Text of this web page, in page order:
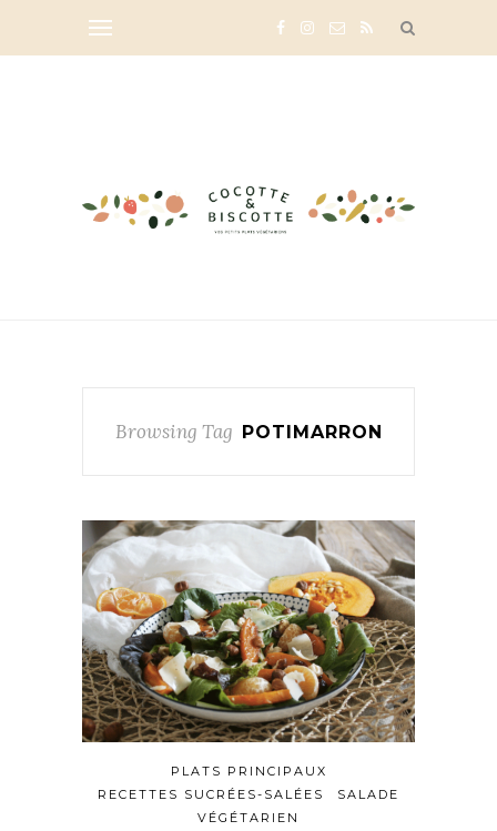
Browsing Tag POTIMARRON
PLATS PRINCIPAUX
RECETTES SUCRÉES-SALÉES
SALADE
VÉGÉTARIEN